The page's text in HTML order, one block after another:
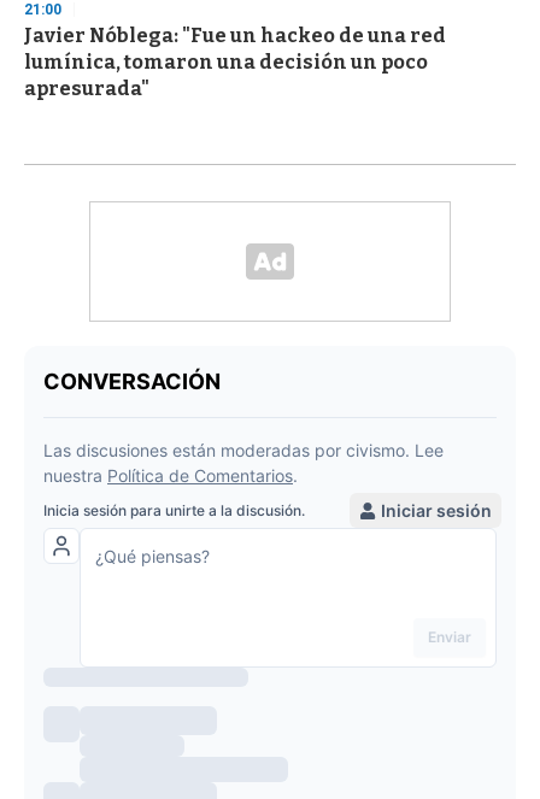
21:00
Javier Nóblega: "Fue un hackeo de una red
lumínica, tomaron una decisión un poco
apresurada"